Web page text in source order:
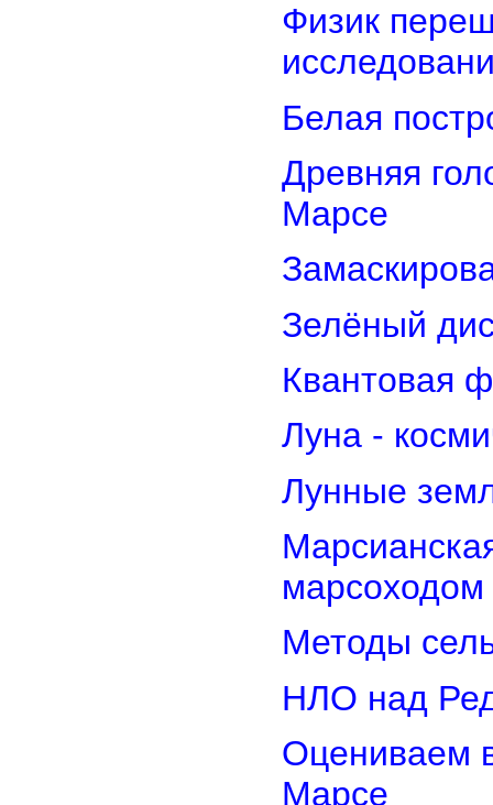
Физик
Белая
Древняя
Марсе
Зелёный
Квантовая
Луна -
Лунные
марсоходом
Методы
НЛО над
Оцениваем
Марсе